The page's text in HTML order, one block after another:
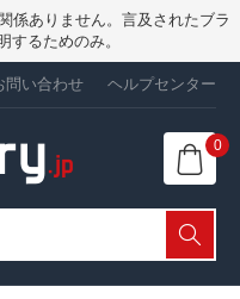
係ありません。言及されたブラ
するためのみ。
問い合わせ ヘルプセンター
0